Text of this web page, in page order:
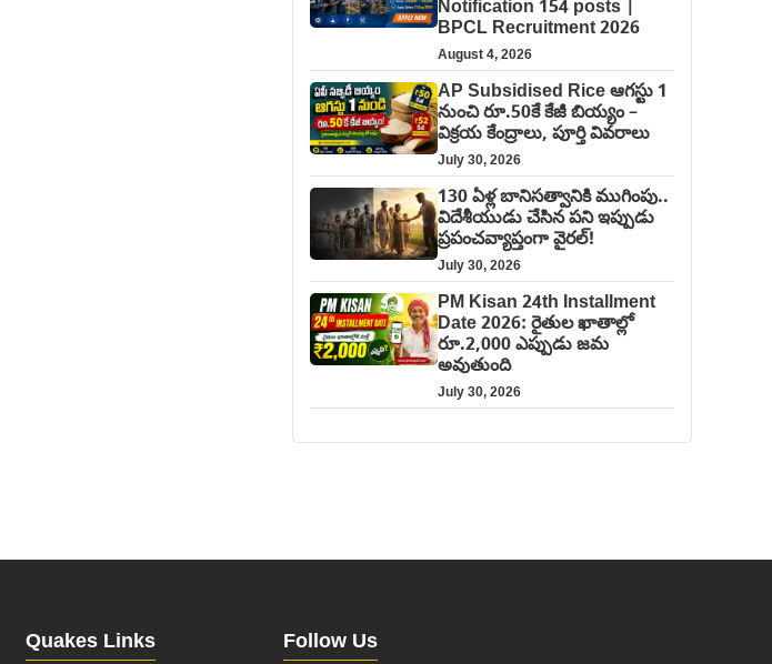
Notification 154 posts |
BPCL Recruitment 2026
August 4, 2026
AP Subsidised Rice ఆగస్టు 1
నుంచి రూ.50కే కేజీ బియ్యం –
విక్రయ కేంద్రాలు, పూర్తి వివరాలు
July 30, 2026
130 ఏళ్ల బానిసత్వానికి ముగింపు..
విదేశీయుడు చేసిన పని ఇప్పుడు
ప్రపంచవ్యాప్తంగా వైరల్!
July 30, 2026
PM Kisan 24th Installment
Date 2026: రైతుల ఖాతాల్లో
రూ.2,000 ఎప్పుడు జమ
అవుతుంది
July 30, 2026
Quakes Links Follow Us